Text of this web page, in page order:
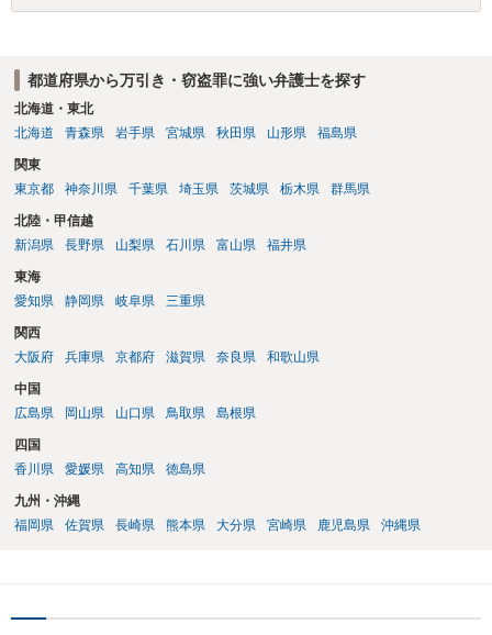
都道府県から万引き・窃盗罪に強い弁護士を探す
北海道・東北
北海道
青森県 岩手県 宮城県 秋田県 山形県 福島県
関東
東京都
神奈川県 千葉県 埼玉県 茨城県 栃木県 群馬県
北陸・甲信越
新潟県
長野県 山梨県 石川県 富山県 福井県
東海
愛知県
静岡県 岐阜県 三重県
関西
大阪府
兵庫県 京都府 滋賀県 奈良県 和歌山県
中国
広島県
岡山県 山口県 鳥取県 島根県
四国
香川県
愛媛県 高知県 徳島県
九州・沖縄
福岡県
佐賀県 長崎県 熊本県 大分県 宮崎県 鹿児島県 沖縄県